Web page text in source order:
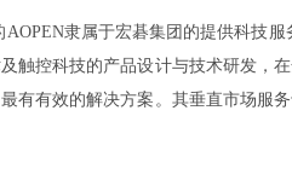
AOPEN隶属于宏碁集团的提供科技
触控科技的产品设计与技术研发
有有效的解决方案。其垂直市场服